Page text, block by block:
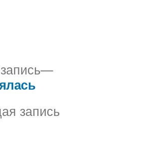
запись
Следующая